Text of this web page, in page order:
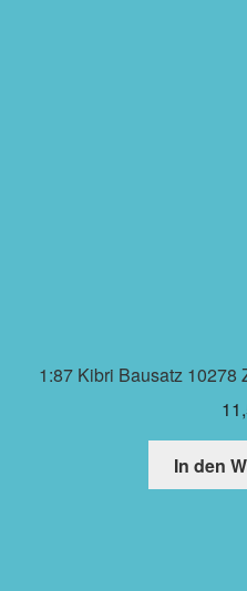
1:87 Kibri Bausatz 10278
In den